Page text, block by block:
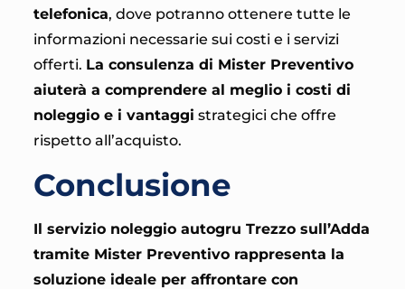
telefonica, dove potranno ottenere tutte le
informazioni necessarie sui costi e i servizi
offerti. La consulenza di Mister Preventivo
aiuterà a comprendere al meglio i costi di
noleggio e i vantaggi strategici che offre
rispetto all’acquisto.
Conclusione
Il servizio noleggio autogru Trezzo sull’Adda
tramite Mister Preventivo rappresenta la
soluzione ideale per affrontare con